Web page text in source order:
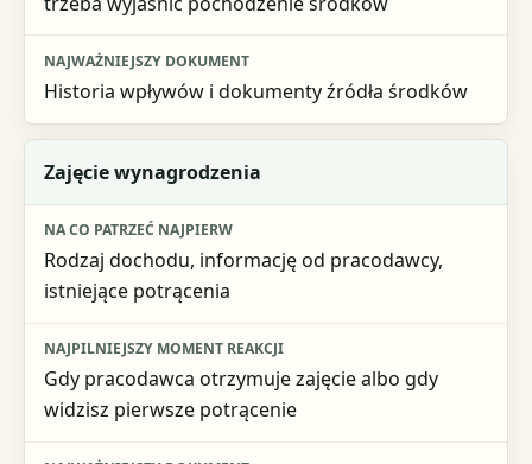
Historia wpływów i dokumenty źródła środków
Zajęcie wynagrodzenia
Rodzaj dochodu, informację od pracodawcy,
istniejące potrącenia
Gdy pracodawca otrzymuje zajęcie albo gdy
widzisz pierwsze potrącenie